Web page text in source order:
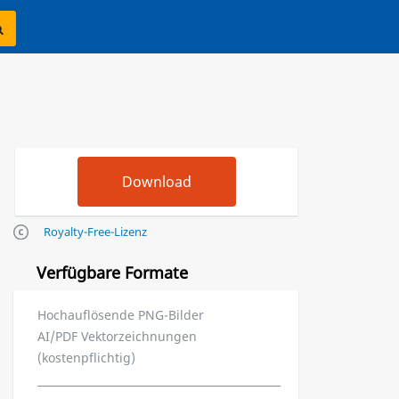
Royalty-Free-Lizenz
Verfügbare Formate
Hochauflösende PNG-Bilder
AI/PDF Vektorzeichnungen
(kostenpflichtig)